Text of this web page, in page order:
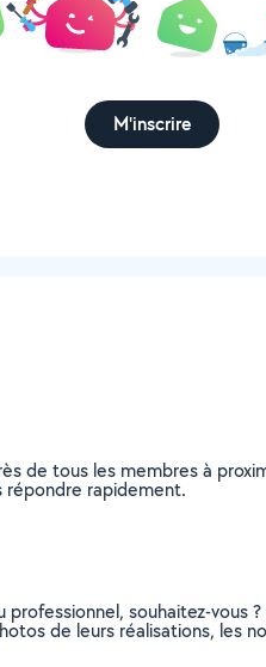
M'inscrire
de tous les membres à
répondre rapidement.
souhaitez-vous ?
de leurs réalisations, les